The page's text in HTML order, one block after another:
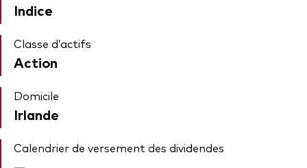
Indice
Classe d’actifs
Action
Domicile
Irlande
Calendrier de versement des dividendes